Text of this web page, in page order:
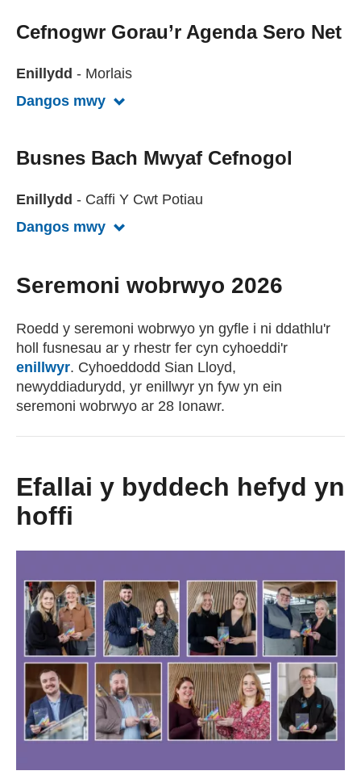
Cefnogwr Gorau’r Agenda Sero Net
Enillydd - Morlais
Dangos mwy Gweld mwy am Gefnogwr Gorau’r
Busnes Bach Mwyaf Cefnogol
Enillydd - Caffi Y Cwt Potiau
Dangos mwy Gweld mwy am Fusnes Bach Mwyaf
Seremoni wobrwyo 2026
Roedd y seremoni wobrwyo yn gyfle i ni ddathlu'r
holl fusnesau ar y rhestr fer cyn cyhoeddi'r
enillwyr. Cyhoeddodd Sian Lloyd,
newyddiadurydd, yr enillwyr yn fyw yn ein
seremoni wobrwyo ar 28 Ionawr.
Efallai y byddech hefyd yn
hoffi